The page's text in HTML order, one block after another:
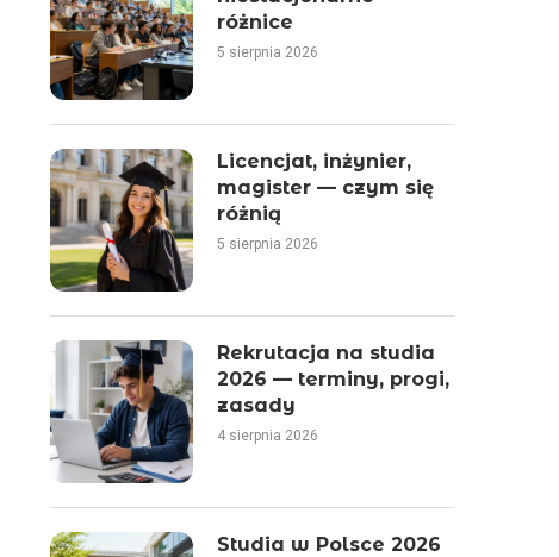
różnice
5 sierpnia 2026
Licencjat, inżynier,
magister — czym się
różnią
5 sierpnia 2026
Rekrutacja na studia
2026 — terminy, progi,
zasady
4 sierpnia 2026
Studia w Polsce 2026